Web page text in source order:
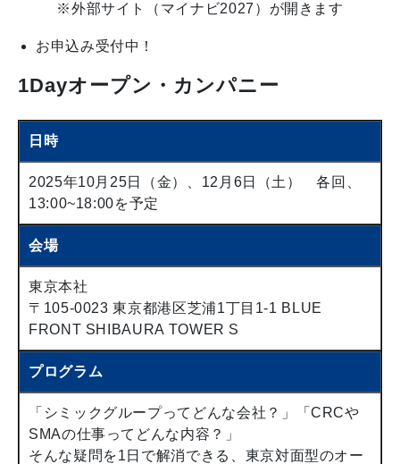
※外部サイト（マイナビ2027）が開きます
お申込み受付中！
1Dayオープン・カンパニー
日時
2025年10月25日（金）、12月6日（土） 各回、
13:00~18:00を予定
会場
東京本社
〒105-0023 東京都港区芝浦1丁目1-1 BLUE
FRONT SHIBAURA TOWER S
プログラム
「シミックグループってどんな会社？」「CRCや
SMAの仕事ってどんな内容？」
そんな疑問を1日で解消できる、東京対面型のオー